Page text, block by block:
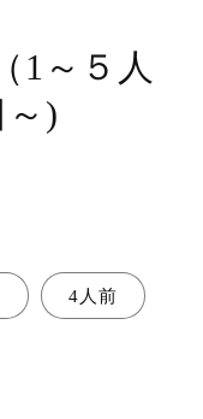
1～５人
～)
4人前